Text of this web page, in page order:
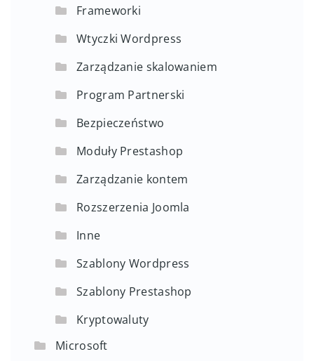
Frameworki
Wtyczki Wordpress
Zarządzanie skalowaniem
Program Partnerski
Bezpieczeństwo
Moduły Prestashop
Zarządzanie kontem
Rozszerzenia Joomla
Inne
Szablony Wordpress
Szablony Prestashop
Kryptowaluty
Microsoft